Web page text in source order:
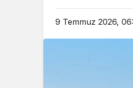
9 Temmuz 2026,